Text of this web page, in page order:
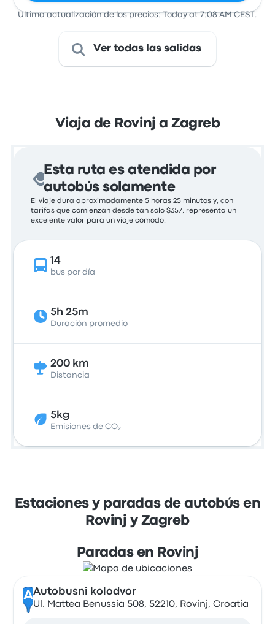
Última actualización de los precios: Today at 7:08 AM CEST.
Ver todas las salidas
Viaja de Rovinj a Zagreb
Esta ruta es atendida por
autobús solamente
El viaje dura aproximadamente 5 horas 25 minutos y, con
tarifas que comienzan desde tan solo $357, representa un
excelente valor para un viaje cómodo.
14
bus por día
5h 25m
Duración promedio
200 km
Distancia
5kg
Emisiones de CO₂
Estaciones y paradas de autobús en
Rovinj y Zagreb
Paradas en Rovinj
AAutobusni kolodvor
Ul. Mattea Benussia 508, 52210, Rovinj, Croatia